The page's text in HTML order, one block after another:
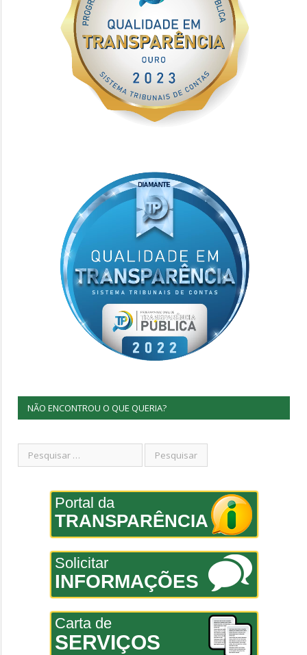
NÃO ENCONTROU O QUE QUERIA?
Portal da
TRANSPARÊNCIA
Solicitar
INFORMAÇÕES
Carta de
SERVIÇOS